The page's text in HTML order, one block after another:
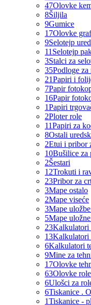
47Olovke
8Šiljila
9Gumice
17Olovke
9Selotejp
11 Selotejp
3Stalci za
35Podloge za
21Papiri i
7Papir
16Papir
1Papiri
2Ploter role
11Papiri za
8Ostali
2Etui i pribor
10Bušilice za
2Šestari
12Trokuti i
23Pribor za
3Mape ostalo
2Mape viseće
3Mape
5Mape
23Kalkulatori
13Kalkulatori
6Kalkulatori
9Mine za
17Olovke
63Olovke
6Ulošci za
6Tiskanice .
1Tiskanice -